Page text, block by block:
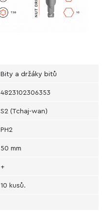
Bity a držáky bitů
4823102306353
S2 (Tchaj-wan)
PH2
50 mm
+
10 kusů.